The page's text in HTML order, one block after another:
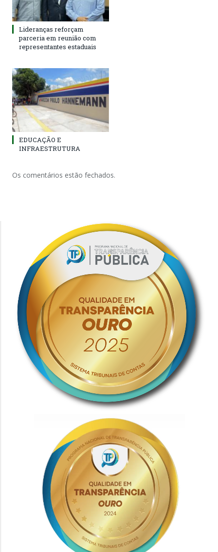
Lideranças reforçam
parceria em reunião com
representantes estaduais
EDUCAÇÃO E
INFRAESTRUTURA
Os comentários estão fechados.